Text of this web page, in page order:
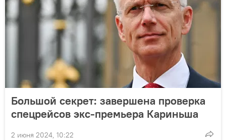
Большой секрет: завершена проверка
спецрейсов экс-премьера Кариньша
2 июня 2024, 10:22